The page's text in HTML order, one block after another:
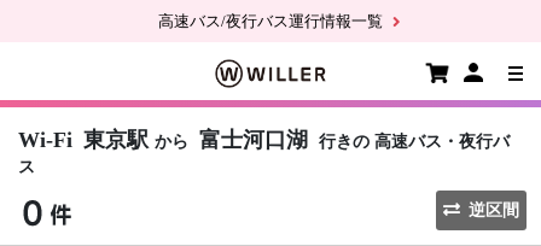
高速バス/夜行バス運行情報一覧
Wi-Fi 東京駅 から 富士河口湖 行きの 高速バス・夜行バ
ス
逆区間